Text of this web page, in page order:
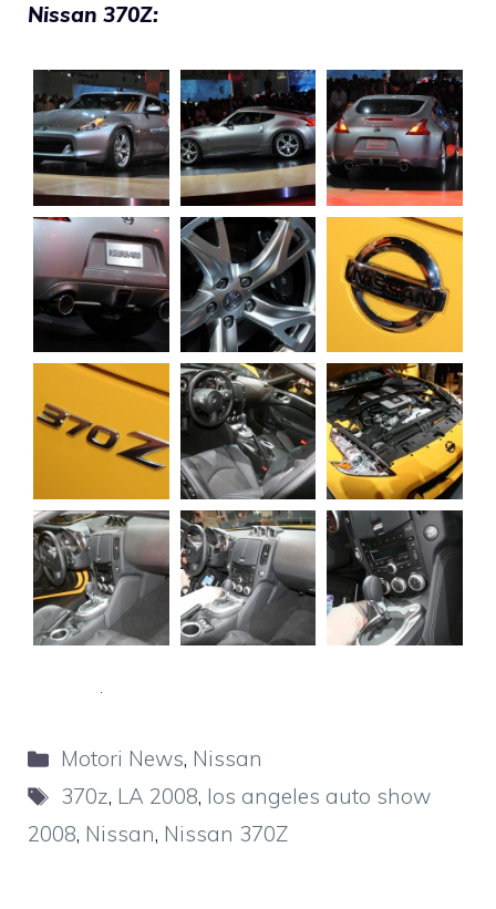
Nissan 370Z:
Categorie
Motori News, Nissan
Tag
370z, LA 2008, los angeles auto show
2008, Nissan, Nissan 370Z